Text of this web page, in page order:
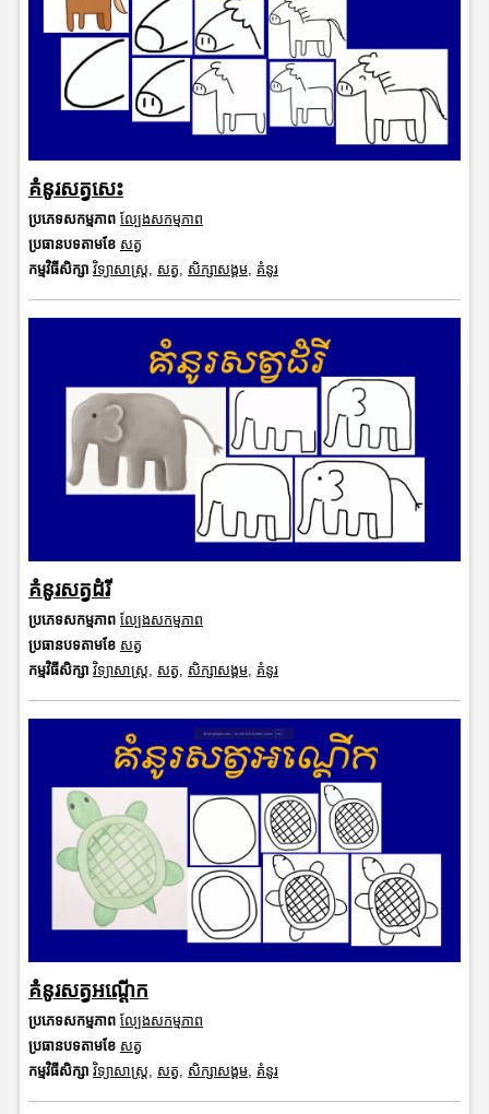
គំនូរសត្វសេះ
ប្រភេទសកម្មភាព ល្បែងសកម្មភាព
ប្រធានបទតាមខែ សត្វ
កម្មវិធីសិក្សា វិទ្យាសាស្រ្ត, សត្វ, សិក្សាសង្គម, គំនូរ
គំនូរសត្វដំរី
ប្រភេទសកម្មភាព ល្បែងសកម្មភាព
ប្រធានបទតាមខែ សត្វ
កម្មវិធីសិក្សា វិទ្យាសាស្រ្ត, សត្វ, សិក្សាសង្គម, គំនូរ
គំនូរសត្វអណ្តើក
ប្រភេទសកម្មភាព ល្បែងសកម្មភាព
ប្រធានបទតាមខែ សត្វ
កម្មវិធីសិក្សា វិទ្យាសាស្រ្ត សត្វ សិក្សាសង្គម, គំនូរ